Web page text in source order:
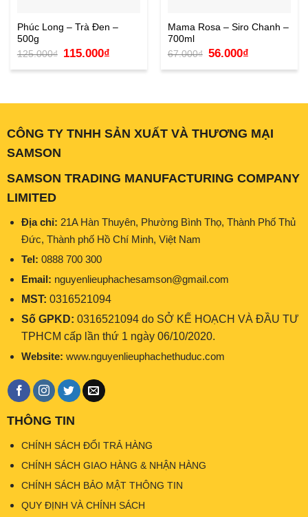
Phúc Long – Trà Đen –
500g
125.000₫
Giá
gốc
là:
115.000₫Giá
hiện
tại
Mama Rosa – Siro Chanh –
700ml
67.000₫
Giá
gốc
là:
56.000₫Giá
hiện
tại
CÔNG TY TNHH SẢN XUẤT VÀ THƯƠNG MẠI
SAMSON
SAMSON TRADING MANUFACTURING COMPANY
LIMITED
Địa chỉ: 21A Hàn Thuyên, Phường Bình Thọ, Thành Phố Thủ
Đức, Thành phố Hồ Chí Minh, Việt Nam
Tel: 0888 700 300
Email: nguyenlieuphachesamson@gmail.com
MST: 0316521094
Số GPKD: 0316521094 do SỞ KẾ HOẠCH VÀ ĐẦU TƯ
TPHCM cấp lần thứ 1 ngày 06/10/2020.
Website: www.nguyenlieuphachethuduc.com
THÔNG TIN
CHÍNH SÁCH ĐỔI TRẢ HÀNG
CHÍNH SÁCH GIAO HÀNG & NHẬN HÀNG
CHÍNH SÁCH BẢO MẬT THÔNG TIN
QUY ĐỊNH VÀ CHÍNH SÁCH